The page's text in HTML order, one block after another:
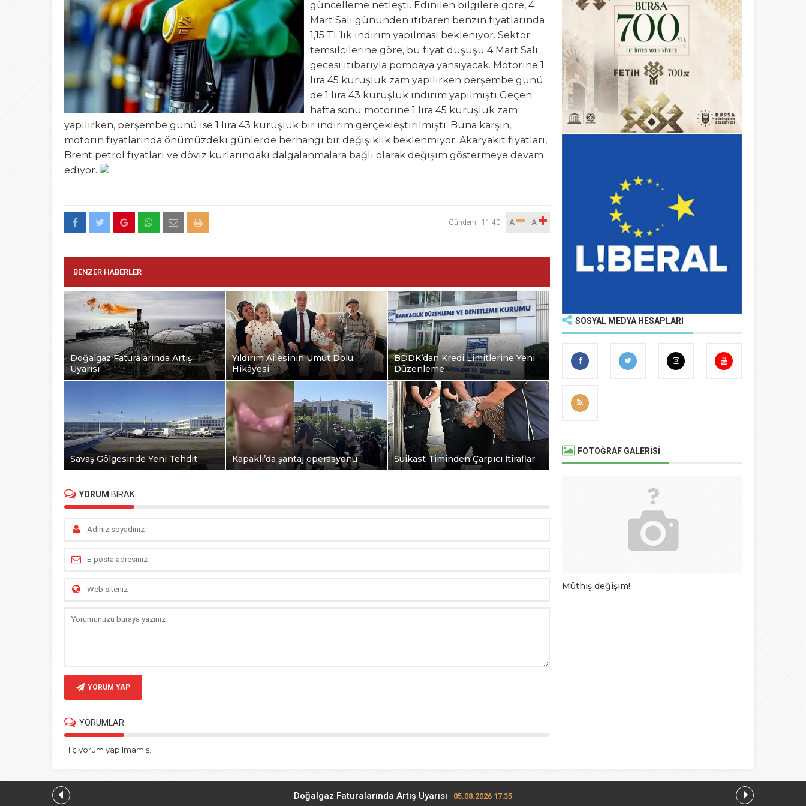
23:41 OKUR GEZER TUR, GEMLİK ÇIKIŞLI KÜLTÜR TURLARINA DEVAM EDİYOR
21:03 Gemlik’ten Gagauzya’ya Uzanan Dostluk Köprüsü
17:35 19 Mayıs Gemlik’te Büyük Coşkuyla Kutlandı
güncelleme netleşti. Edinilen bilgilere göre, 4
Mart Salı gününden itibaren benzin fiyatlarında
1,15 TL’lik indirim yapılması bekleniyor. Sektör
temsilcilerine göre, bu fiyat düşüşü 4 Mart Salı
gecesi itibarıyla pompaya yansıyacak. Motorine 1
lira 45 kuruşluk zam yapılırken perşembe günü
de 1 lira 43 kuruşluk indirim yapılmıştı Geçen
hafta sonu motorine 1 lira 45 kuruşluk zam
yapılırken, perşembe günü ise 1 lira 43 kuruşluk bir indirim gerçekleştirilmişti. Buna karşın,
motorin fiyatlarında önümüzdeki günlerde herhangi bir değişiklik beklenmiyor. Akaryakıt fiyatları,
Brent petrol fiyatları ve döviz kurlarındaki dalgalanmalara bağlı olarak değişim göstermeye devam
ediyor.
Gündem - 11:40 A
A
BENZER HABERLER
Doğalgaz Faturalarında Artış
Uyarısı
Yıldırım Ailesinin Umut Dolu
Hikâyesi
BDDK’dan Kredi Limitlerine Yeni
Düzenleme
Savaş Gölgesinde Yeni Tehdit Kapaklı’da şantaj operasyonu Suikast Timinden Çarpıcı İtiraflar
YORUM BIRAK
YORUM YAP
YORUMLAR
Hiç yorum yapılmamış.
SOSYAL MEDYA HESAPLARI
FOTOĞRAF GALERİSİ
Müthiş değişim!
Doğalgaz Faturalarında Artış Uyarısı 05.08.2026 17:35